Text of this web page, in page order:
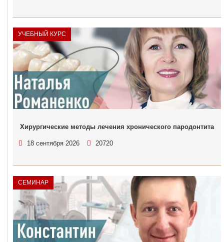
УЧЕБНЫЙ КУРС
Хирургические методы лечения хронического пародонтита
18 сентября 2026 20720
СЕМИНАР